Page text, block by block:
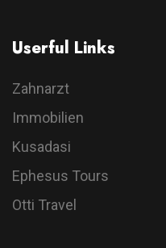
Userful Links
Zahnarzt
Immobilien
Kusadasi
Ephesus Tours
Otti Travel